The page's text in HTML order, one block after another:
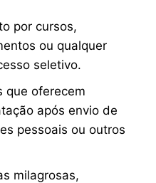
por cursos,
ou qualquer
seletivo.
que oferecem
após envio de
pessoais ou outros
milagrosas,